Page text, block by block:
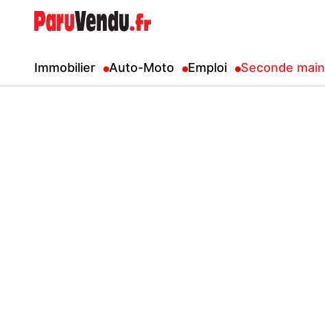
Immobilier Auto-Moto Emploi Seconde main